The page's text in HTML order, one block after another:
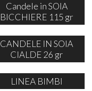
Candele in SOIA
BICCHIERE 115 gr
CANDELE IN SOIA
CIALDE 26 gr
LINEA BIMBI